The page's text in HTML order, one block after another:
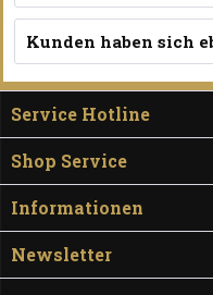
Kunden haben sich
Service Hotline
Shop Service
Informationen
Newsletter